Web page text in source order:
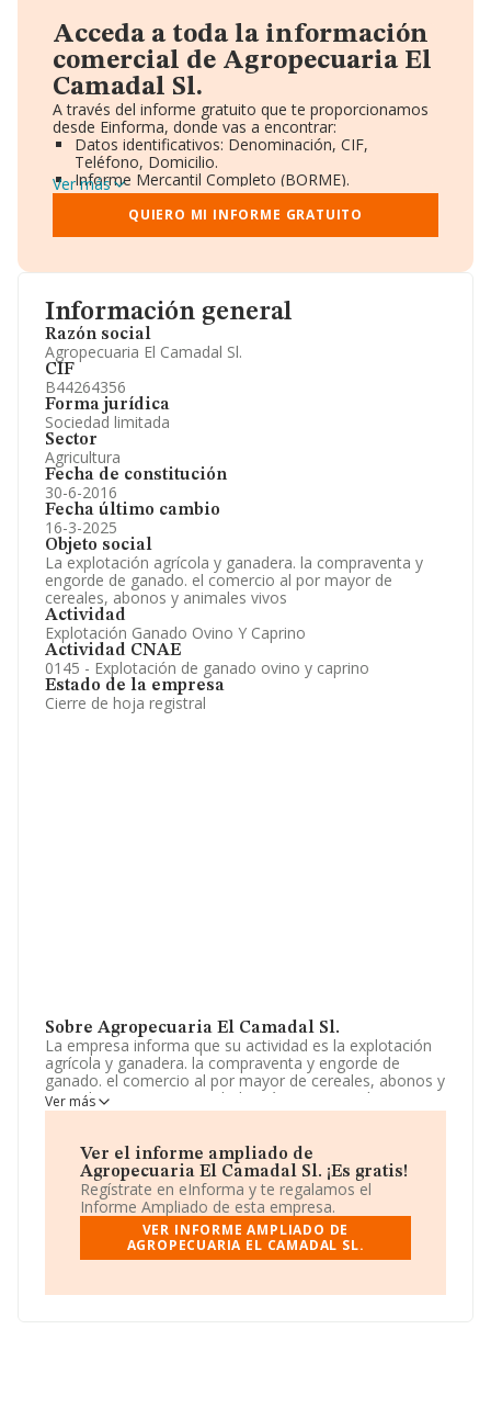
Información general
Razón social
Agropecuaria El Camadal Sl.
CIF
B44264356
Forma jurídica
Sociedad limitada
Sector
Agricultura
Fecha de constitución
30-6-2016
Fecha último cambio
16-3-2025
Objeto social
La explotación agrícola y ganadera. la compraventa y
engorde de ganado. el comercio al por mayor de
cereales, abonos y animales vivos
Actividad
Explotación Ganado Ovino Y Caprino
Actividad CNAE
0145 - Explotación de ganado ovino y caprino
Estado de la empresa
Cierre de hoja registral
Sobre Agropecuaria El Camadal Sl.
La empresa informa que su actividad es la explotación
agrícola y ganadera. la compraventa y engorde de
ganado. el comercio al por mayor de cereales, abonos y
animales vivos. La sociedad está inscrita en el Registro
Mercantil como Sociedad Limitada. Clasifica su actividad
código 0145. La empresa no tiene actividad en
mercados exteriores.
La empresaAgropecuaria El Camadal S.L
B44264356, tiene su domicilio social establecido en
Avenida Ruiz Jarabo núm. 6 Piso 2 B, (44002), en el
municipio de Teruel, Aragón.
En base a la información de la que dispone INFORMA
Ver más
Ver el informe ampliado de
Agropecuaria El Camadal Sl. ¡Es gratis!
Regístrate en eInforma y te regalamos el
Informe Ampliado de esta empresa.
VER INFORME AMPLIADO DE
AGROPECUARIA EL CAMADAL SL.
Acceda a toda la información
comercial de Agropecuaria El
Camadal Sl.
A través del informe gratuito que te proporcionamos
desde Einforma, donde vas a encontrar:
Datos identificativos: Denominación, CIF,
Teléfono, Domicilio.
Informe Mercantil Completo (BORME).
Gráficos de Evolución Ventas y Empleados.
Consejo de Administración y Administradores.
Directivos y Ejecutivos.
Información oficial y registral complementaria.
Ver más
QUIERO MI INFORME GRATUITO